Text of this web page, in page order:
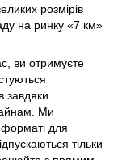
розмірів
на ринку «7 км»
ви отримуєте
завдяки
Ми
для
тільки